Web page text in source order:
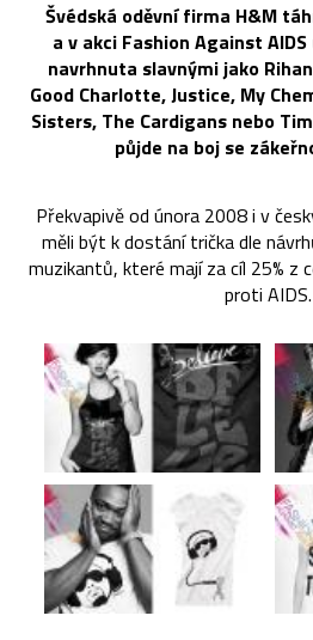
Švédská oděvní firma H&M
a v akci Fashion Against
navrhnuta slavnými jako
Good Charlotte, Justice, My
Sisters, The Cardigans nebo
půjde na boj se
Překvapivě od února 2008 i v
měli být k dostání trička dle
muzikantů, které mají za cíl 25% z
proti AIDS.